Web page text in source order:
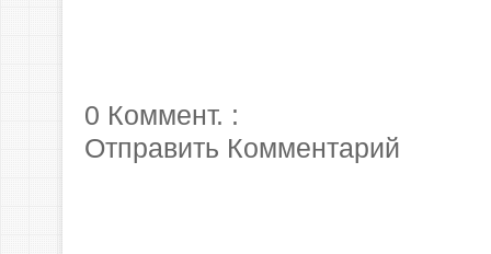
0 Коммент. :
Отправить Комментарий